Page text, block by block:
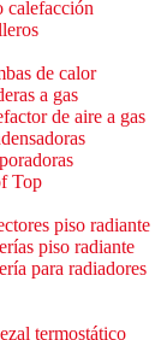
calefacción
de calor
a gas
de aire a gas
Top
piso radiante
piso radiante
para radiadores
termostático